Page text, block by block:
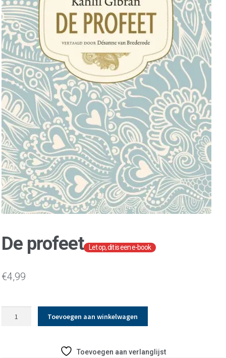
De profeet
€4,99
Toevoegen aan winkelwagen
Toevoegen aan verlanglijst